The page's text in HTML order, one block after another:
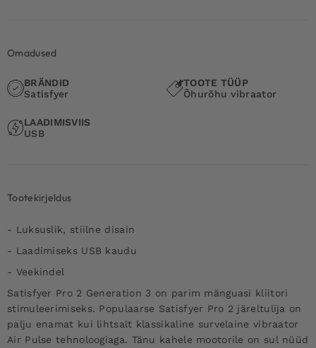
Omadused
BRÄNDID
Satisfyer
TOOTE TÜÜP
Õhurõhu vibraator
LAADIMISVIIS
USB
Tootekirjeldus
- Luksuslik, stiilne disain
- Laadimiseks USB kaudu
- Veekindel
Satisfyer Pro 2 Generation 3 on parim mänguasi kliitori
stimuleerimiseks. Populaarse Satisfyer Pro 2 järeltulija on
palju enamat kui lihtsalt klassikaline survelaine vibraator
Air Pulse tehnoloogiaga. Tänu kahele mootorile on sul nüüd